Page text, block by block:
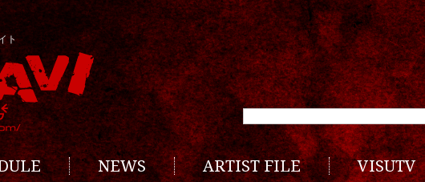
ト
NEWS ARTIST FILE VISUTV